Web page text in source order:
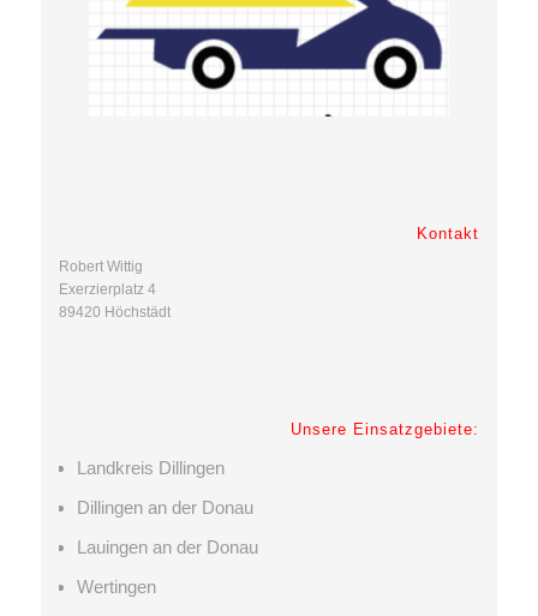
Kontakt
Robert Wittig
Exerzierplatz 4
89420 Höchstädt
Unsere Einsatzgebiete:
Landkreis Dillingen
Dillingen an der Donau
Lauingen an der Donau
Wertingen